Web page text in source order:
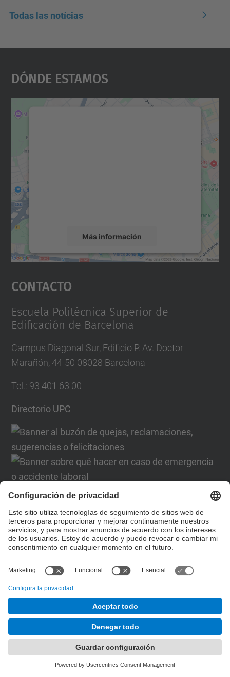
Todas las notícias
Dónde Estamos
Más información
Aceptar
powered by
Contacto
Escuela Politécnica Superior de
Edificación de Barcelona
Campus Diagonal Sur, Edificio P. Av. Doctor
Marañón, 44-50 08028 Barcelona
Tel. : 93 401 63 00
Directorio UPC
Formulario de contacto
Lista Redes Sociales
Desarrollado con